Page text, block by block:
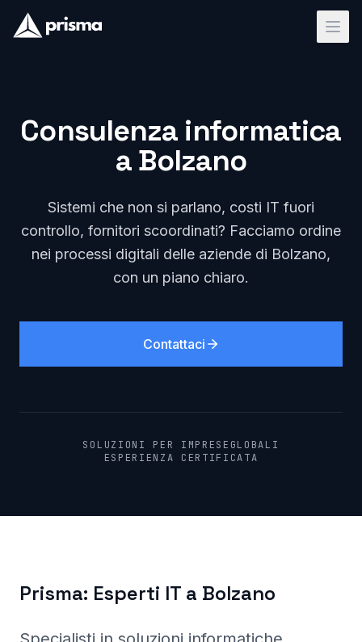
Consulenza informatica
a Bolzano
Sistemi che non si parlano, costi IT fuori
controllo, fornitori scoordinati? Facciamo ordine
nei processi digitali delle aziende di Bolzano,
con un piano chiaro.
Contattaci
SOLUZIONI PER IMPRESE GLOBALI
ESPERIENZA CERTIFICATA
Prisma: Esperti IT a Bolzano